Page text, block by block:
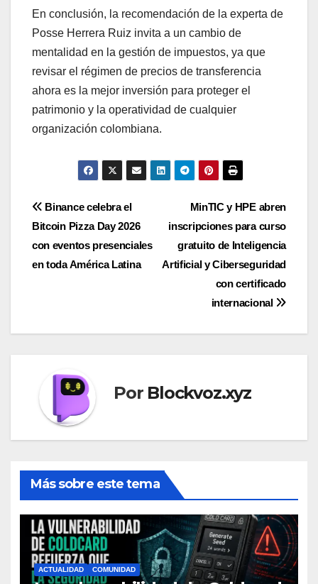
En conclusión, la recomendación de la experta de
Posse Herrera Ruiz invita a un cambio de
mentalidad en la gestión de impuestos, ya que
revisar el régimen de precios de transferencia
ahora es la mejor inversión para proteger el
patrimonio y la operatividad de cualquier
organización colombiana.
Navegación
de
entradas
MinTIC y HPE abren
inscripciones para curso
gratuito de Inteligencia
Artificial y Ciberseguridad
con certificado
internacional
Binance celebra el
Bitcoin Pizza Day 2026
con eventos presenciales
en toda América Latina
Por Blockvoz.xyz
Más sobre este tema
ACTUALIDAD COMUNIDAD